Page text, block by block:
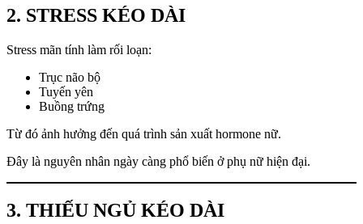
2. STRESS KÉO DÀI
Stress mãn tính làm rối loạn:
Trục não bộ
Tuyến yên
Buồng trứng
Từ đó ảnh hưởng đến quá trình sản xuất hormone nữ.
Đây là nguyên nhân ngày càng phổ biến ở phụ nữ hiện đại.
3. THIẾU NGỦ KÉO DÀI